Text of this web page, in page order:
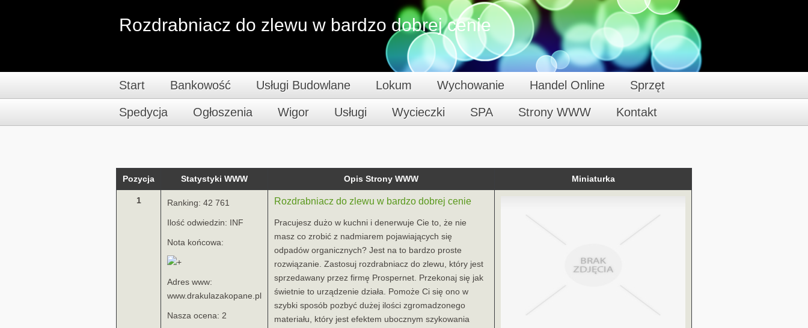
Rozdrabniacz do zlewu w bardzo dobrej cenie
Start Bankowość Usługi Budowlane Lokum Wychowanie Handel Online Sprzęt
Spedycja Ogłoszenia Wigor Usługi Wycieczki SPA Strony WWW Kontakt
Pozycja Statystyki WWW Opis Strony WWW Miniaturka
1 Ranking: 42 761
Ilość odwiedzin: INF
Nota końcowa:
Adres www:
www.drakulazakopane.pl
Nasza ocena: 2
Rozdrabniacz do zlewu w bardzo dobrej cenie
Pracujesz dużo w kuchni i denerwuje Cie to, że nie
masz co zrobić z nadmiarem pojawiających się
odpadów organicznych? Jest na to bardzo proste
rozwiązanie. Zastosuj rozdrabniacz do zlewu, który jest
sprzedawany przez firmę Prospernet. Przekonaj się jak
świetnie to urządzenie działa. Pomoże Ci się ono w
szybki sposób pozbyć dużej ilości zgromadzonego
materiału, który jest efektem ubocznym szykowania